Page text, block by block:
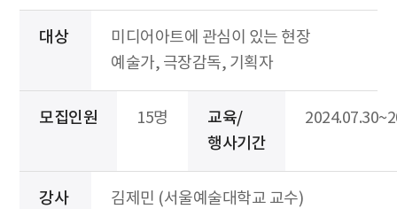
대상
미디어아트에 관심이 있는 현장
예술가, 극장감독, 기획자
모집인원 15명
교육/
행사기간
강사 김제민 (서울예술대학교 교수)